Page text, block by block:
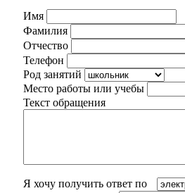
Имя
Фамилия
Отчество
Телефон
Род занятий
Место работы или учебы
Текст обращения
Я хочу получить ответ по